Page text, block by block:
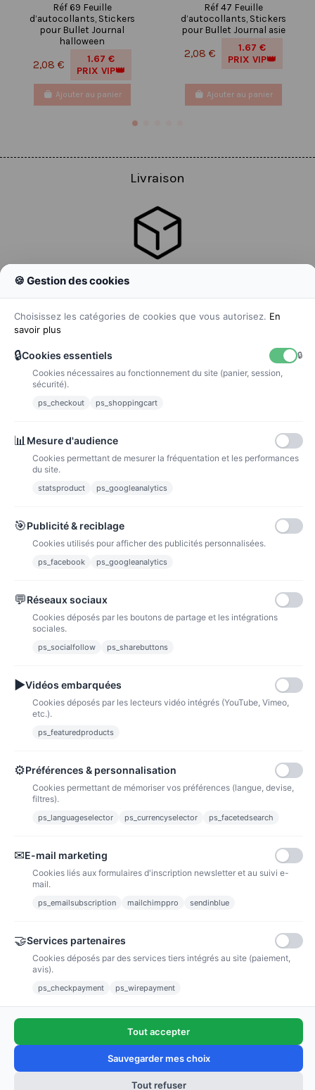
Ajouter au panier
Réf 69 Feuille
d’autocollants, Stickers
pour Bullet Journal
halloween
2,08 €
1.67 €
PRIX VIP👑
Ajouter au panier
Réf 47 Feuille
d’autocollants, Stickers
pour Bullet Journal asie
2,08 €
1.67 €
PRIX VIP👑
Ajouter au panier
Livraison
La poste
Paiements sécurisés via paypal et paypal 4 fois sans frais
Fidélité
bons de réductions.
Liens utiles
Notre société
Newsletter
🍪 Gestion des cookies
Choisissez les catégories de cookies que vous autorisez. En
savoir plus
🔒Cookies essentiels
🔒
Cookies nécessaires au fonctionnement du site (panier, session,
sécurité).
ps_checkout ps_shoppingcart
📊 Mesure d'audience
Cookies permettant de mesurer la fréquentation et les performances
du site.
statsproduct ps_googleanalytics
🎯Publicité & reciblage
Cookies utilisés pour afficher des publicités personnalisées.
ps_facebook ps_googleanalytics
💬Réseaux sociaux
Cookies déposés par les boutons de partage et les intégrations
sociales.
ps_socialfollow ps_sharebuttons
▶Vidéos embarquées
Cookies déposés par les lecteurs vidéo intégrés (YouTube, Vimeo,
etc.).
ps_featuredproducts
⚙Préférences & personnalisation
Cookies permettant de mémoriser vos préférences (langue, devise,
filtres).
ps_languageselector ps_currencyselector ps_facetedsearch
✉E-mail marketing
Cookies liés aux formulaires d'inscription newsletter et au suivi e-
mail.
ps_emailsubscription mailchimppro sendinblue
🤝Services partenaires
Cookies déposés par des services tiers intégrés au site (paiement,
avis).
ps_checkpayment ps_wirepayment
Tout accepter
Sauvegarder mes choix
Tout refuser